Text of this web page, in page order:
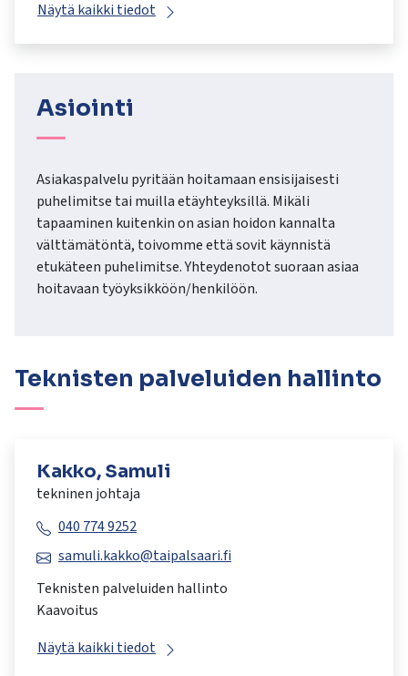
kosketus-
pyyhkäisyliikkeitä.
Näytä kaikki tiedot
Asiointi
Asiakaspalvelu pyritään hoitamaan ensisijaisesti
puhelimitse tai muilla etäyhteyksillä. Mikäli
tapaaminen kuitenkin on asian hoidon kannalta
välttämätöntä, toivomme että sovit käynnistä
etukäteen puhelimitse. Yhteydenotot suoraan asiaa
hoitavaan työyksikköön/henkilöön.
Teknisten palveluiden hallinto
Kakko, Samuli
tekninen johtaja
040 774 9252
samuli.kakko@taipalsaari.fi
Teknisten palveluiden hallinto
Kaavoitus
Näytä kaikki tiedot